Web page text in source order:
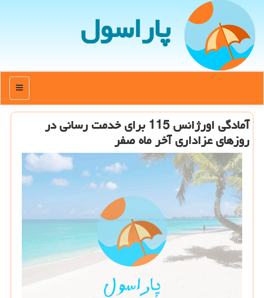
پاراسول
منو
آمادگی اورژانس 115 برای خدمت رسانی در
روزهای عزاداری آخر ماه صفر